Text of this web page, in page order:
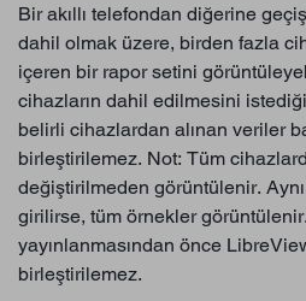
Bir akıllı telefondan diğerine
dahil olmak üzere, birden fazla
içeren bir rapor setini
cihazların dahil edilmesini
belirli cihazlardan alınan veriler
birleştirilemez. Not: Tüm
değiştirilmeden görüntülenir.
girilirse, tüm örnekler
yayınlanmasından önce
birleştirilemez.